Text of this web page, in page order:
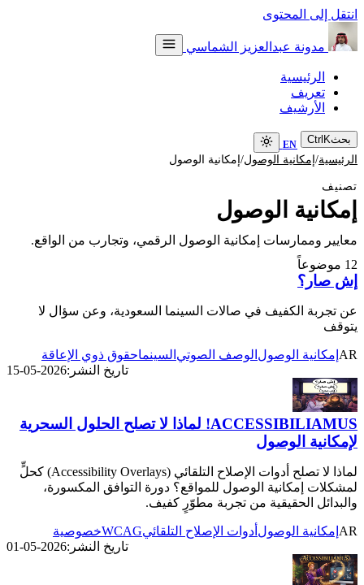
انتقل إلى المحتوى
مدونة عبدالعزيز الشماسي
الرئيسية
تعريف
الأرشيف
بحث Ctrl K
EN
الرئيسية/ إمكانية الوصول/ إمكانية الوصول
تصنيف
إمكانية الوصول
معايير وممارسات إمكانية الوصول الرقمي، وتجارب من الواقع.
12 موضوعاً
إش صار؟
عن تجربة الكفيف في صالات السينما السعودية، وعن سؤال لا
يتوقف
AR إمكانية الوصول الوصف الصوتي السينماحقوق ذوي الإعاقة
تاريخ النشر:2026-05-15
ACCESSIBILIAMUS! لماذا لا تصلح الحلول السحرية
لإمكانية الوصول
لماذا لا تصلح أدوات الإصلاح التلقائي (Accessibility Overlays) كحلٍّ
لمشكلات إمكانية الوصول للمواقع؟ دورة التوافق المكسورة،
والبدائل الحقيقية من تجربة مطوّرٍ كفيف.
AR إمكانية الوصول أدوات الإصلاح التلقائيWCAGخصوصية
تاريخ النشر:2026-05-01